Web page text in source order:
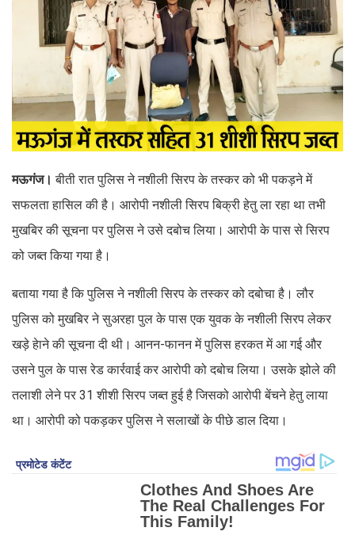
मऊगंज। बीती रात पुलिस ने नशीली सिरप के तस्कर को भी पकड़ने में
सफलता हासिल की है। आरोपी नशीली सिरप बिक्री हेतु ला रहा था तभी
मुखबिर की सूचना पर पुलिस ने उसे दबोच लिया। आरोपी के पास से सिरप
को जब्त किया गया है।
बताया गया है कि पुलिस ने नशीली सिरप के तस्कर को दबोचा है। लौर
पुलिस को मुखबिर ने सुअरहा पुल के पास एक युवक के नशीली सिरप लेकर
खड़े हेाने की सूचना दी थी। आनन-फानन में पुलिस हरकत में आ गई और
उसने पुल के पास रेड कार्रवाई कर आरोपी को दबोच लिया। उसके झोले की
तलाशी लेने पर 31 शीशी सिरप जब्त हुई है जिसको आरोपी बेंचने हेतु लाया
था। आरोपी को पकड़कर पुलिस ने सलाखों के पीछे डाल दिया।